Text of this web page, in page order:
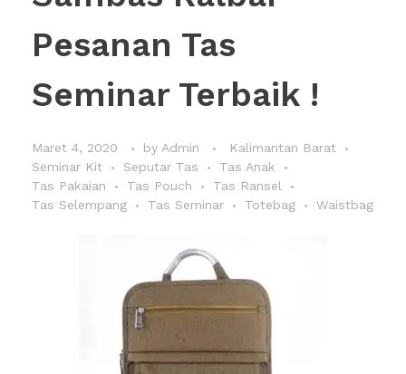
Pesanan Tas
Seminar Terbaik !
Maret 4, 2020 by Admin
Kalimantan Barat
Seminar Kit
Seputar Tas
Tas Anak
Tas Pakaian
Tas Pouch
Tas Ransel
Tas Selempang
Tas Seminar Totebag Waistbag